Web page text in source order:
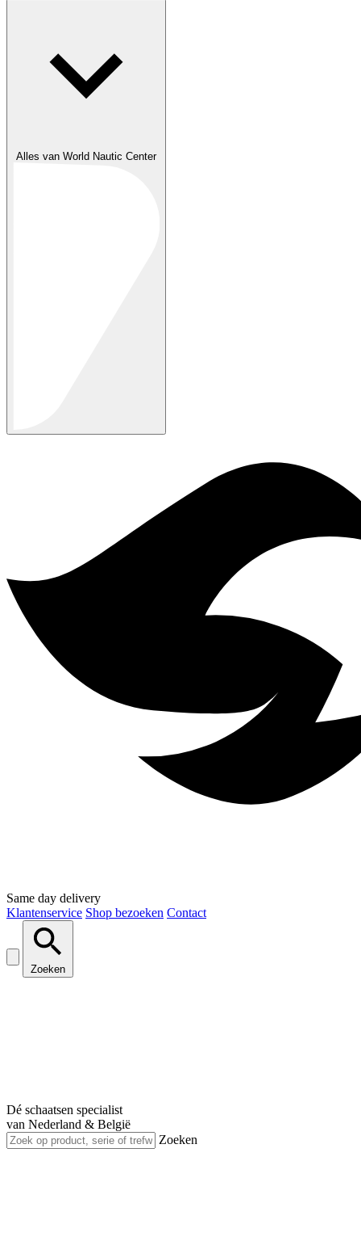
Alles van World Nautic Center
Same day delivery
Klantenservice Shop bezoeken Contact
Zoeken
Dé schaatsen specialist
van Nederland & België
Zoeken